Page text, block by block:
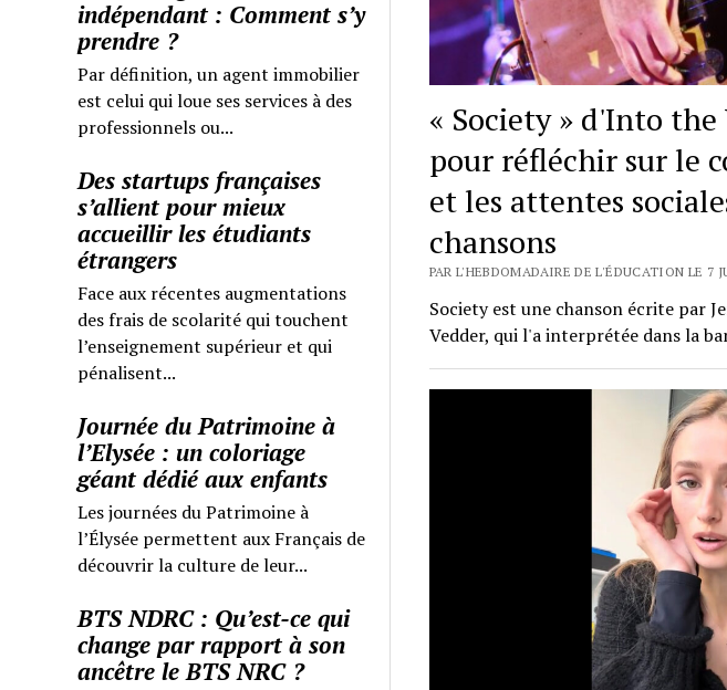
indépendant : Comment s’y
prendre ?
Par définition, un agent immobilier
est celui qui loue ses services à des
professionnels ou...
Des startups françaises
s’allient pour mieux
accueillir les étudiants
étrangers
Face aux récentes augmentations
des frais de scolarité qui touchent
l’enseignement supérieur et qui
pénalisent...
Journée du Patrimoine à
l’Elysée : un coloriage
géant dédié aux enfants
Les journées du Patrimoine à
l’Élysée permettent aux Français de
découvrir la culture de leur...
BTS NDRC : Qu’est-ce qui
change par rapport à son
ancêtre le BTS NRC ?
« Society » d'Into
pour réfléchir sur le
et les attentes
chansons
PAR L'HEBDOMADAIRE DE L'ÉDUCATION LE 7
Society est une chanson écrite par
Vedder, qui l'a interprétée dans la